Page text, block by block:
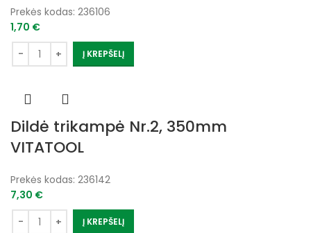
Prekės kodas: 236106
1,70 €
Į KREPŠELĮ
Dildė trikampė Nr.2, 350mm
VITATOOL
Prekės kodas: 236142
7,30 €
Į KREPŠELĮ